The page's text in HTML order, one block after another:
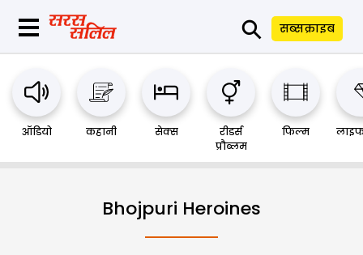
⚲ सब्सक्राइब
ऑडियो कहानी सेक्स
रीडर्स
प्रौब्लम
फिल्म
Bhojpuri Heroines